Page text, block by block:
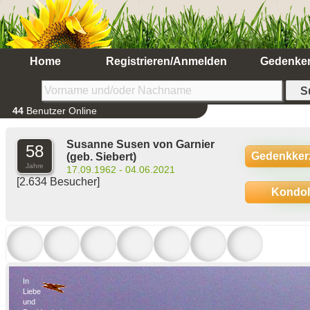
Home Registrieren/Anmelden
44 Benutzer Online
58
Jahre
Susanne Susen von Garnier
(geb. Siebert)
17.09.1962 - 04.06.2021
[2.634 Besucher]
In
Liebe
und